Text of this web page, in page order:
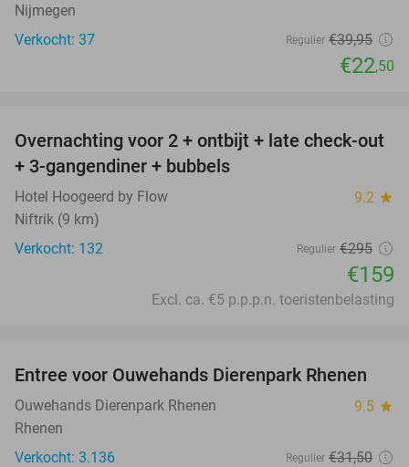
Nijmegen
Verkocht: 37
Regulier €39,95
€22,50
46%
Overnachting voor 2 + ontbijt + late check-out
+ 3-gangendiner + bubbels
Hotel Hoogeerd by Flow 9.2 star
Niftrik (9 km)
Verkocht: 132
Regulier €295
€159
Excl. ca. €5 p.p.p.n. toeristenbelasting
19%
Entree voor Ouwehands Dierenpark Rhenen
Ouwehands Dierenpark Rhenen 9.5 star
Rhenen
Verkocht: 3.136
Regulier €31,50